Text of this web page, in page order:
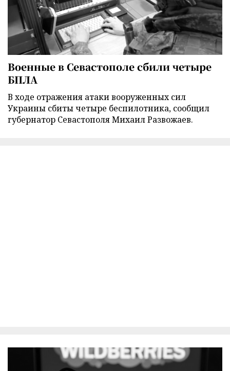
Военные в Севастополе сбили четыре
БПЛА
В ходе отражения атаки вооруженных сил
Украины сбиты четыре беспилотника, сообщил
губернатор Севастополя Михаил Развожаев.